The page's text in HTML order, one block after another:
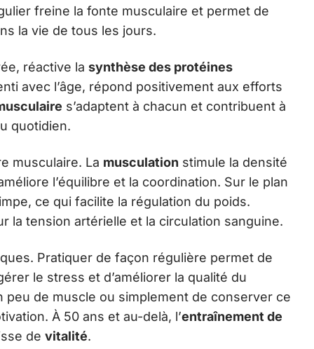
freine la fonte musculaire et permet de
la vie de tous les jours.
réactive la synthèse des protéines
avec l’âge, répond positivement aux efforts
s’adaptent à chacun et contribuent à
quotidien.
musculaire. La musculation stimule la densité
l’équilibre et la coordination. Sur le plan
ce qui facilite la régulation du poids.
la tension artérielle et la circulation sanguine.
Pratiquer de façon régulière permet de
le stress et d’améliorer la qualité du
peu de muscle ou simplement de conserver ce
À 50 ans et au-delà, l’entraînement de
de vitalité.